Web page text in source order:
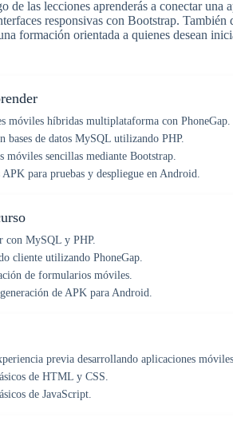
de las lecciones aprenderás a conectar
responsivas con Bootstrap.
formación orientada a quienes desean
móviles híbridas multiplataforma con PhoneGap.
bases de datos MySQL utilizando PHP.
móviles sencillas mediante Bootstrap.
para pruebas y despliegue en Android.
con MySQL y PHP.
cliente utilizando PhoneGap.
de formularios móviles.
de APK para Android.
previa desarrollando aplicaciones
de HTML y CSS.
de JavaScript.